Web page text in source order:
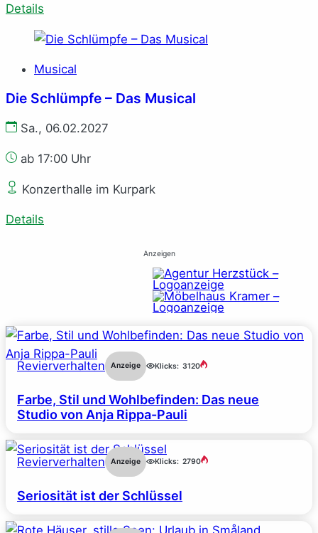
Details
Musical
Die Schlümpfe – Das Musical
Sa., 06.02.2027
ab 17:00 Uhr
Konzerthalle im Kurpark
Details
Anzeigen
Revierverhalten Anzeige Klicks: 3120
Farbe, Stil und Wohlbefinden: Das neue
Studio von Anja Rippa-Pauli
Revierverhalten Anzeige Klicks: 2790
Seriosität ist der Schlüssel